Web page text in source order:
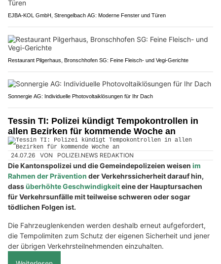
EJBA-KOL GmbH, Strengelbach AG: Moderne Fenster und Türen
Restaurant Pilgerhaus, Bronschhofen SG: Feine Fleisch- und Vegi-Gerichte
Sonnergie AG: Individuelle Photovoltaiklösungen für Ihr Dach
Tessin TI: Polizei kündigt Tempokontrollen in
allen Bezirken für kommende Woche an
24.07.26 VON POLIZEI.NEWS REDAKTION
Die Kantonspolizei und die Gemeindepolizeien weisen im
Rahmen der Prävention der Verkehrssicherheit darauf hin,
dassüberhöhte Geschwindigkeiteine der Hauptursachen
für Verkehrsunfälle mit teilweise schweren oder sogar
tödlichen Folgen ist.
Die Fahrzeuglenkenden werden deshalb erneut aufgefordert,
die Tempolimiten zum Schutz der eigenen Sicherheit und jener
der übrigen Verkehrsteilnehmenden einzuhalten.